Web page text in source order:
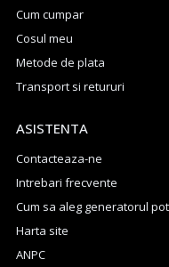
Cum cumpar
Cosul meu
Metode de plata
Transport si retururi
ASISTENTA
Contacteaza-ne
Intrebari frecvente
Cum sa aleg generatorul
Harta site
ANPC